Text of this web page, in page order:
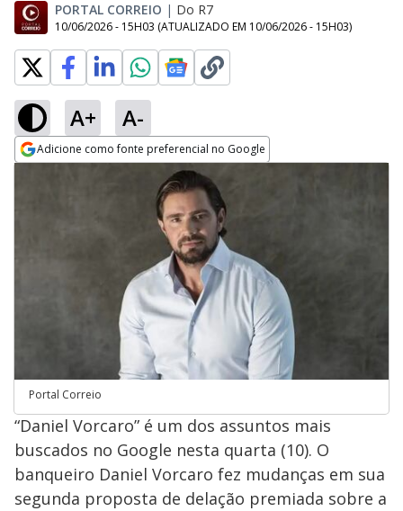
PORTAL CORREIO | Do R7
10/06/2026 - 15H03 (ATUALIZADO EM 10/06/2026 - 15H03)
A+ A-
Adicione como fonte preferencial no Google
Portal Correio
“Daniel Vorcaro” é um dos assuntos mais
buscados no Google nesta quarta (10). O
banqueiro Daniel Vorcaro fez mudanças em sua
segunda proposta de delação premiada sobre a